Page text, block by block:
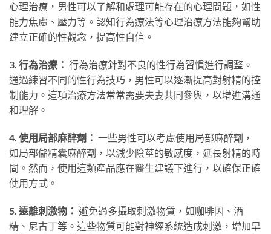
心理治療，男性可以了解和處理可能存在的心理問題，如性
能力焦慮、壓力等。認知行為療法等心理治療方法能夠幫助
建立正確的性觀念，提高性自信。
3. 行為治療： 行為治療針對不良的性行為習慣進行調整。
通過練習不同的性行為技巧，男性可以逐漸提高對射精的控
制能力。這項治療方法常常需要夫妻共同參與，以增進溝通
和理解。
4. 使用局部麻醉劑： 一些男性可以考慮使用局部麻醉劑，
如局部儲精囊麻醉劑，以減少陰莖的敏感度，延長射精的時
間。然而，使用這類產品應在醫生建議下進行，以確保正確
使用方式。
5. 遠離刺激物： 避免過多攝取刺激物質，如咖啡因、酒
精、尼古丁等。這些物質可能對神經系統造成刺激，增加早